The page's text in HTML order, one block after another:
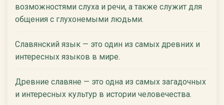
возможностями слуха и речи, а также служит для
общения с глухонемыми людьми.
Славянский язык — это один из самых древних и
интересных языков в мире.
Древние славяне — это одна из самых загадочных
и интересных культур в истории человечества.